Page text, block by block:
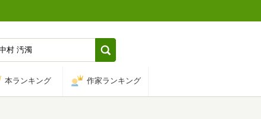
本ランキング 作家ランキング